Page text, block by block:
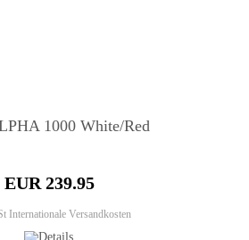
1000 White/Red
EUR 239.95
Internationale Versandkosten